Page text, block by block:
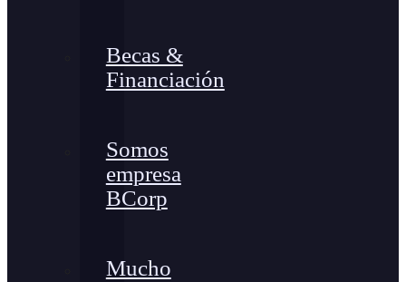
Becas &
Financiación
Somos
empresa
BCorp
Mucho